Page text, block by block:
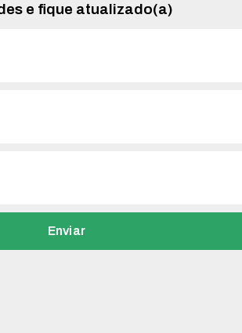
e fique atualizado(a)
Enviar